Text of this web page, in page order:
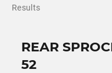
Results
REAR
52